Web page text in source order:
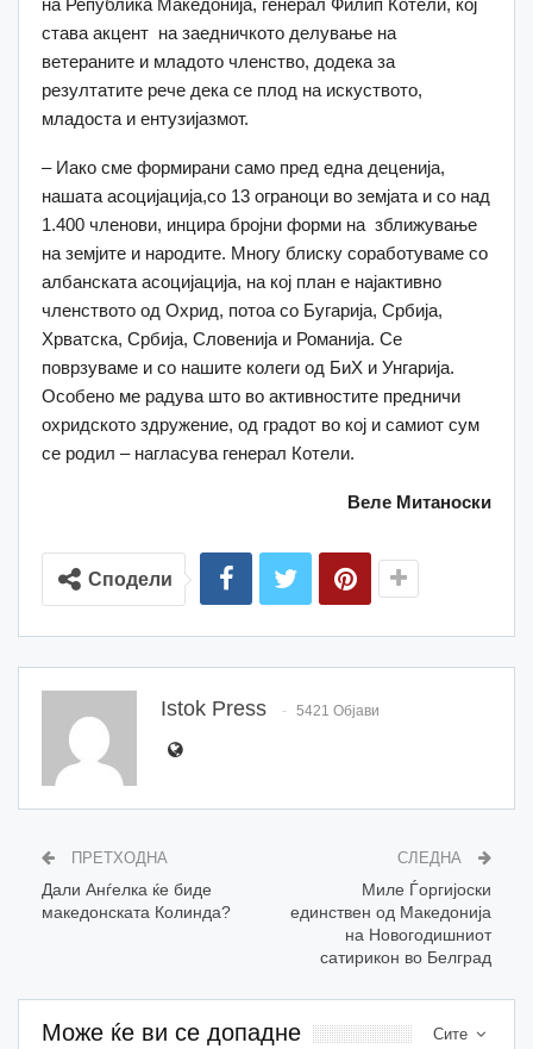
на Република Македонија, генерал Филип Котели, кој
става акцент на заедничкото делување на
ветераните и младото членство, додека за
резултатите рече дека се плод на искуството,
младоста и ентузијазмот.
– Иако сме формирани само пред една деценија,
нашата асоцијација,со 13 ограноци во земјата и со над
1.400 членови, инцира бројни форми на зближување
на земјите и народите. Многу блиску соработуваме со
албанската асоцијација, на кој план е најактивно
членството од Охрид, потоа со Бугарија, Србија,
Хрватска, Србија, Словенија и Романија. Се
поврзуваме и со нашите колеги од БиХ и Унгарија.
Особено ме радува што во активностите предничи
охридското здружение, од градот во кој и самиот сум
се родил – нагласува генерал Котели.
Веле Митаноски
Сподели
Istok Press 5421 Објави
ПРЕТХОДНА
Дали Анѓелка ќе биде
македонската Колинда?
СЛЕДНА
Миле Ѓоргијоски
единствен од Македонија
на Новогодишниот
сатирикон во Белград
Сите
Може ќе ви се допадне